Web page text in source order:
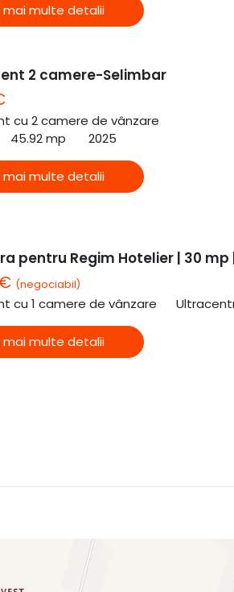
mai multe detalii
2 camere-Selimbar
cu 2 camere de vânzare
45.92 mp 2025
mai multe detalii
pentru Regim Hotelier | 30 mp
(negociabil)
cu 1 camere de vânzare
mai multe detalii